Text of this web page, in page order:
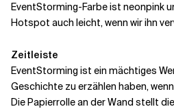
EventStorming-Farbe ist neonpink
Hotspot auch leicht, wenn wir ihn
Zeitleiste
EventStorming ist ein mächtiges
Geschichte zu erzählen haben,
Die Papierrolle an der Wand stellt